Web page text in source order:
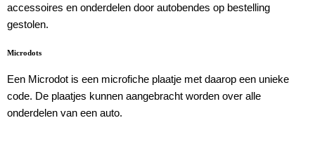
accessoires en onderdelen door autobendes op bestelling
gestolen.
Microdots
Een Microdot is een microfiche plaatje met daarop een unieke
code. De plaatjes kunnen aangebracht worden over alle
onderdelen van een auto.